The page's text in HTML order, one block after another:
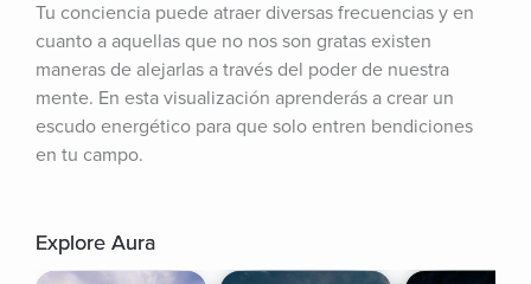
Tu conciencia puede atraer diversas frecuencias y en
cuanto a aquellas que no nos son gratas existen
maneras de alejarlas a través del poder de nuestra
mente. En esta visualización aprenderás a crear un
escudo energético para que solo entren bendiciones
en tu campo.
Explore Aura